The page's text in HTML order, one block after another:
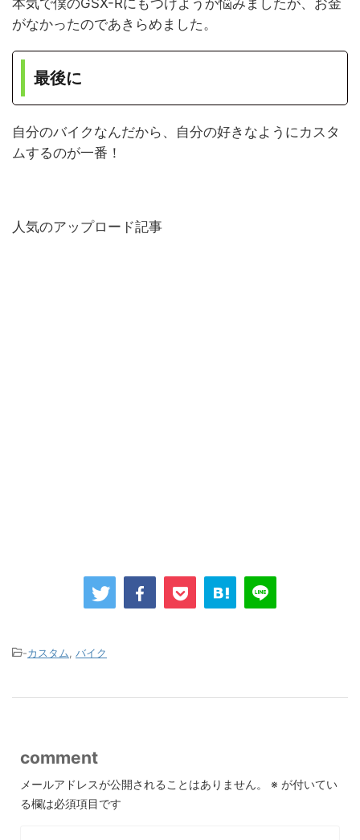
がなかったのであきらめました。
最後に
自分のバイクなんだから、自分の好きなようにカスタ
ムするのが一番！
人気のアップロード記事
-カスタム バイク
comment
メールアドレスが公開されることはありません。 ※ が付いてい
る欄は必須項目です